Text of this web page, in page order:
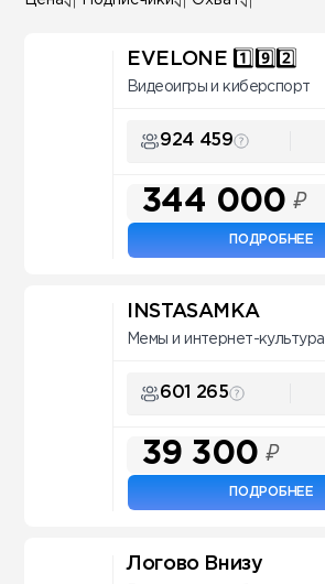
EVELONE 1️⃣9️⃣2️⃣
Видеоигры и киберспорт
924 459
344 000 ₽
ПОДРОБНЕЕ
INSTASAMKA
Мемы и интернет-культура
601 265
39 300 ₽
ПОДРОБНЕЕ
Логово Внизу